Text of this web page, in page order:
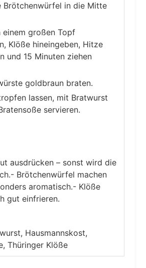
Brötchenwürfel in die Mitte
einem großen Topf
Klöße hineingeben, Hitze
und 15 Minuten ziehen
goldbraun braten.
lassen, mit Bratwurst
servieren.
ausdrücken – sonst wird die
- Brötchenwürfel machen
aromatisch.- Klöße
gut einfrieren.
Hausmannskost,
Thüringer Klöße